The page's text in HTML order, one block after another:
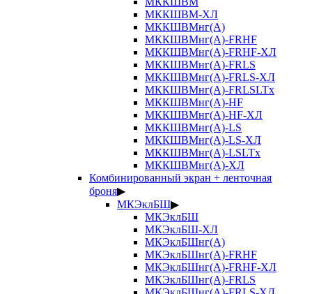
МККШВМ-ХЛ
МККШВМнг(А)
МККШВМнг(А)-FRHF
МККШВМнг(А)-FRHF-ХЛ
МККШВМнг(А)-FRLS
МККШВМнг(А)-FRLS-ХЛ
МККШВМнг(А)-FRLSLTx
МККШВМнг(А)-HF
МККШВМнг(А)-HF-ХЛ
МККШВМнг(А)-LS
МККШВМнг(А)-LS-ХЛ
МККШВМнг(А)-LSLTx
МККШВМнг(А)-ХЛ
Комбинированный экран + ленточная
броня▶
МКЭклБШ▶
МКЭклБШ
МКЭклБШ-ХЛ
МКЭклБШнг(А)
МКЭклБШнг(А)-FRHF
МКЭклБШнг(А)-FRHF-ХЛ
МКЭклБШнг(А)-FRLS